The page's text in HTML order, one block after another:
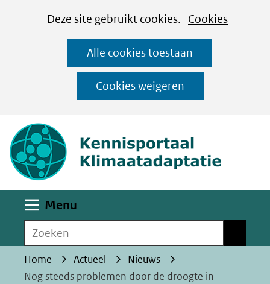
CookiesDeze site gebruikt cookies. Cookies
op
deze
website
worden
toegestaan
geweigerd.
Alle cookies toestaan
Cookies weigeren
Ga
naar
de
inhoud
Menu
Zoeken
Home Actueel
Nieuws
Nog steeds problemen door de droogte in